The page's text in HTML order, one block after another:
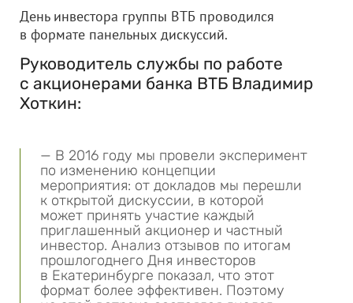
День инвестора группы ВТБ проводился
в формате панельных дискуссий.
Руководитель службы по работе
с акционерами банка ВТБ Владимир
Хоткин:
— В 2016 году мы провели эксперимент
по изменению концепции
мероприятия: от докладов мы перешли
к открытой дискуссии, в которой
может принять участие каждый
приглашенный акционер и частный
инвестор. Анализ отзывов по итогам
прошлогоднего Дня инвесторов
в Екатеринбурге показал, что этот
формат более эффективен. Поэтому